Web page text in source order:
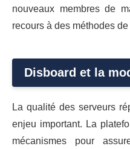
nouveaux membres de
recours à des méthodes
Disboard et la
La qualité des serveurs
enjeu important. La
mécanismes pour